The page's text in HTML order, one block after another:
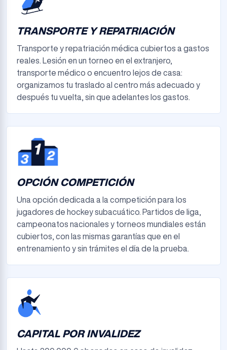
TRANSPORTE Y REPATRIACIÓN
Transporte y repatriación médica cubiertos a gastos
reales. Lesión en un torneo en el extranjero,
transporte médico o encuentro lejos de casa:
organizamos tu traslado al centro más adecuado y
después tu vuelta, sin que adelantes los gastos.
OPCIÓN COMPETICIÓN
Una opción dedicada a la competición para los
jugadores de hockey subacuático. Partidos de liga,
campeonatos nacionales y torneos mundiales están
cubiertos, con las mismas garantías que en el
entrenamiento y sin trámites el día de la prueba.
CAPITAL POR INVALIDEZ